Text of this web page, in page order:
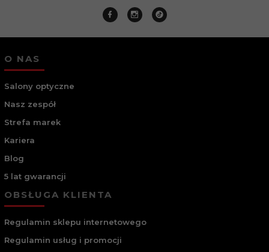
O NAS
Salony optyczne
Nasz zespół
Strefa marek
Kariera
Blog
5 lat gwarancji
OBSŁUGA KLIENTA
Regulamin sklepu internetowego
Regulamin usług i promocji